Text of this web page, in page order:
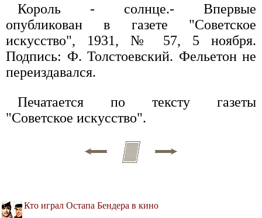
Король - солнце.- Впервые
опубликован в газете "Советское
искусство", 1931, № 57, 5 ноября.
Подпись: Ф. Толстоевский. Фельетон не
переиздавался.
Печатается по тексту газеты
"Советское искусство".
Кто играл Остапа Бендера в кино